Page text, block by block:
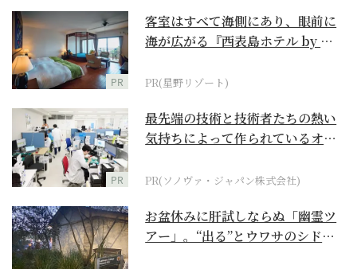
PR
客室はすべて海側にあり、眼前に
海が広がる『西表島ホテル by 星
PR(星野リゾート)
PR
最先端の技術と技術者たちの熱い
気持ちによって作られているオー
PR(ソノヴァ・ジャパン株式会社)
お盆休みに肝試しならぬ「幽霊ツ
アー」。“出る”とウワサのシドニ